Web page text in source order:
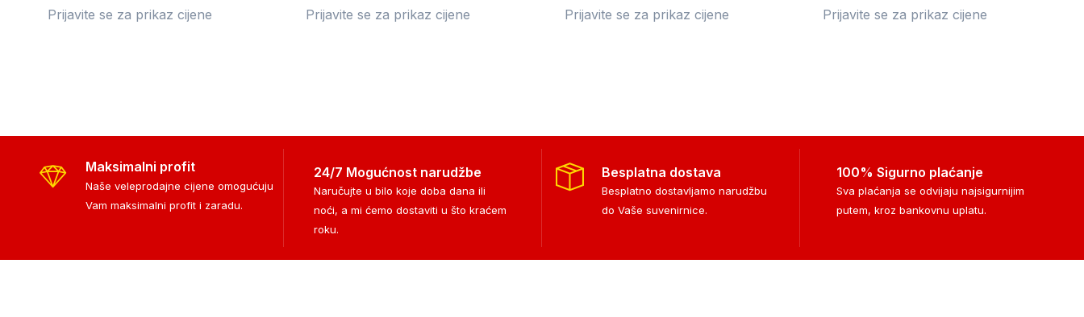
Prijavite se za prikaz cijene
Prijavite se za prikaz cijene
Prijavite se za prikaz cijene
Prijavite se za prikaz cijene
Maksimalni profit
Naše veleprodajne cijene omogućuju
Vam maksimalni profit i zaradu.
24/7 Mogućnost narudžbe
Naručujte u bilo koje doba dana ili
noći, a mi ćemo dostaviti u što kraćem
roku.
Besplatna dostava
Besplatno dostavljamo narudžbu
do Vaše suvenirnice.
100% Sigurno plaćanje
Sva plaćanja se odvijaju najsigurnijim
putem, kroz bankovnu uplatu.